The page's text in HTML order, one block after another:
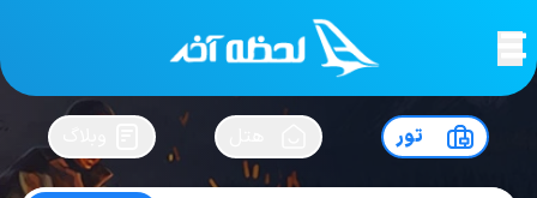
لحظه آخرسفرت رو بساز !
تور